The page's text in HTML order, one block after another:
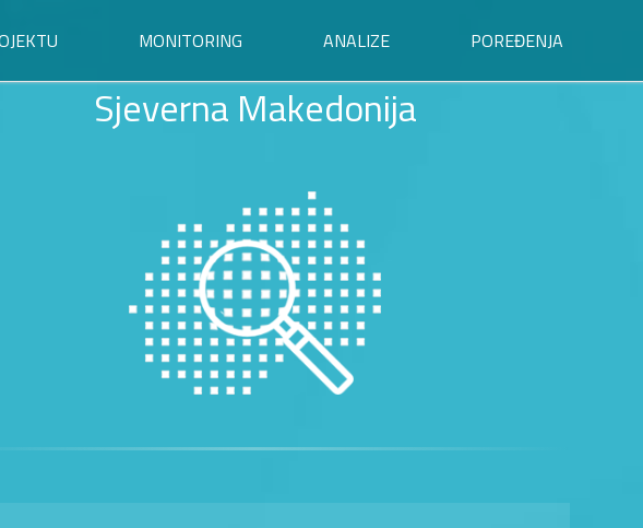
MONITORING ANALIZE POREĐENJA
Sjeverna Makedonija